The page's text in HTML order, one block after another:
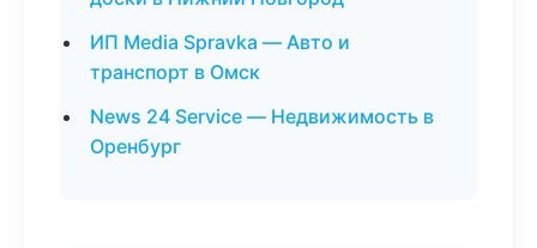
ИП Media Spravka — Авто и
транспорт в Омск
News 24 Service — Недвижимость в
Оренбург